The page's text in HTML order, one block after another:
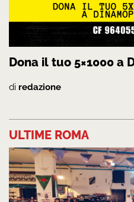
Dona il tuo 5×1000 a
di redazione
ULTIME ROMA